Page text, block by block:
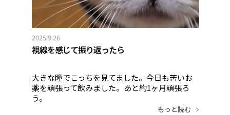
2025.9.26
視線を感じて振り返ったら
大きな瞳でこっちを見てました。今日も苦いお
薬を頑張って飲みました。あと約1ヶ月頑張ろ
う。
もっと読む